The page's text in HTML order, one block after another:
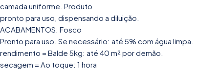
camada uniforme. Produto
pronto para uso, dispensando a diluição.
ACABAMENTOS: Fosco
Pronto para uso. Se necessário: até 5% com água limpa.
rendimento = Balde 5kg: até 40 m² por demão.
secagem = Ao toque: 1 hora